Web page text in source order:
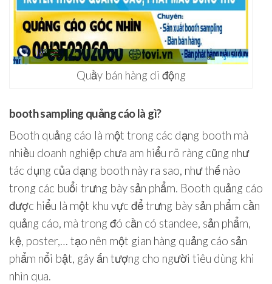
Quầy bán hàng di động
booth sampling quảng cáo là gì?
Booth quảng cáo là một trong các dạng booth mà
nhiều doanh nghiệp chưa am hiểu rõ ràng cũng như
tác dụng của dạng booth này ra sao, như thế nào
trong các buổi trưng bày sản phẩm. Booth quảng cáo
được hiểu là một khu vực để trưng bày sản phẩm cần
quảng cáo, mà trong đó cần có standee, sản phẩm,
kệ, poster,… tạo nên một gian hàng quảng cáo sản
phẩm nổi bật, gây ấn tượng cho người tiêu dùng khi
nhìn qua.